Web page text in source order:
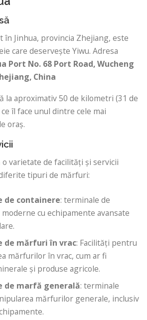
în Jinhua, provincia Zhejiang, este
care deservește Yiwu. Adresa
Port No. 68 Port Road, Wucheng
China
la aproximativ 50 de kilometri (31 de
îl face unul dintre cele mai
oraș.
varietate de facilități și servicii
tipuri de mărfuri:
de containere: terminale de
cu echipamente avansate
de mărfuri în vrac: Facilități pentru
mărfurilor în vrac, cum ar fi
și produse agricole.
de marfă generală: terminale
mărfurilor generale, inclusiv